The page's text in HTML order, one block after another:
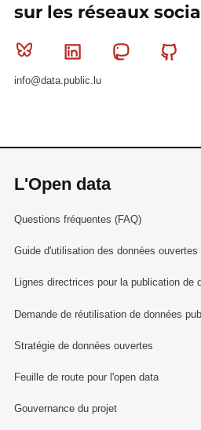
sur les réseaux
Bluesky Linkedin Mastodon
info@data.public.lu
L'Open data
Questions fréquentes (FAQ)
Guide d'utilisation des données ouvertes
Lignes directrices pour la publication de
Demande de réutilisation de données
Stratégie de données ouvertes
Feuille de route pour l'open data
Gouvernance du projet